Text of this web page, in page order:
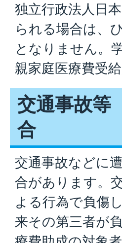
独立行政法人日
られる場合は、
となりません。
親家庭医療費受
交通事故等
合
交通事故などに
合があります。
よる行為で負傷
来その第三者が